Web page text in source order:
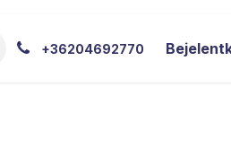
Blog Letöltések
+36204692770